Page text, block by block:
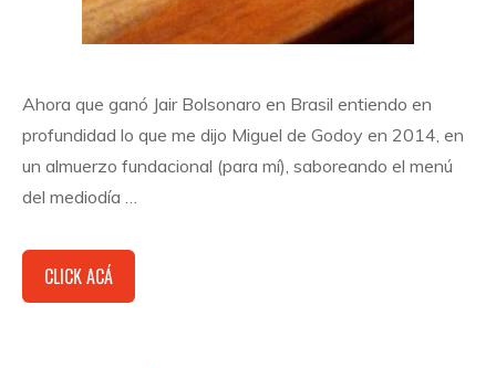
Ahora que ganó Jair Bolsonaro en Brasil entiendo en
profundidad lo que me dijo Miguel de Godoy en 2014, en
un almuerzo fundacional (para mí), saboreando el menú
del mediodía …
CLICK ACÁ